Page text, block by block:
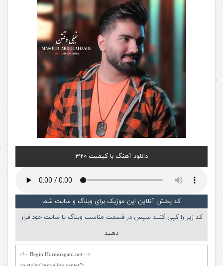
دانلود آهنگ با کیفیت 320
کد پخش آنلاین این موزیک برای وبلاگ و سایت شما
کد زیر را کپی کنید سپس در قسمت مناسب وبلاگ یا سایت خود قرار
دهید